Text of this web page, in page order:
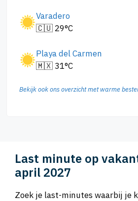
Varadero
🇨🇺 29°C
Playa del Carmen
🇲🇽 31°C
Bekijk ook ons overzicht met warme
Last minute op
april 2027
Zoek je last-minutes waarbij je